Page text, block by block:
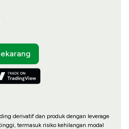
derivatif dan produk dengan leverage
termasuk risiko kehilangan modal